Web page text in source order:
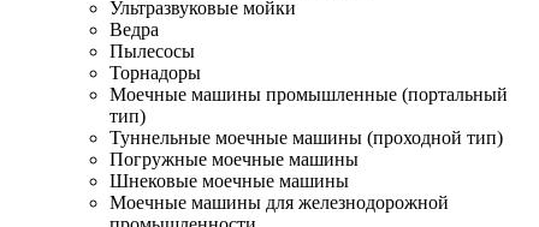
Ультразвуковые мойки
Ведра
Пылесосы
Торнадоры
Моечные машины промышленные (портальный
тип)
Туннельные моечные машины (проходной тип)
Погружные моечные машины
Шнековые моечные машины
Моечные машины для железнодорожной